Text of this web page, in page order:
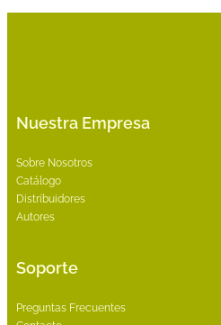
Nuestra Empresa
Sobre Nosotros
Catálogo
Distribuidores
Autores
Soporte
Preguntas Frecuentes